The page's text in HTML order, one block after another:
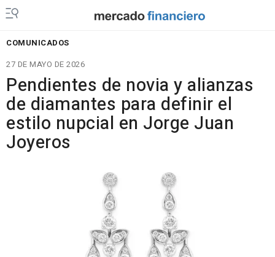
COMUNICADOS
27 DE MAYO DE 2026
Pendientes de novia y alianzas
de diamantes para definir el
estilo nupcial en Jorge Juan
Joyeros